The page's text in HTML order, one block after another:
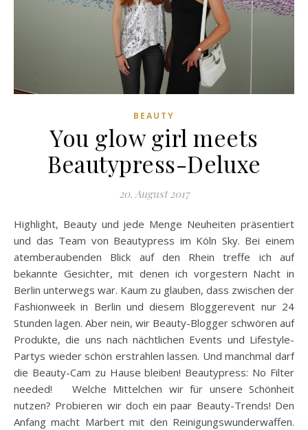
BEAUTY
You glow girl meets
Beautypress-Deluxe
20. August 2017
Highlight, Beauty und jede Menge Neuheiten präsentiert
und das Team von Beautypress im Köln Sky. Bei einem
atemberaubenden Blick auf den Rhein treffe ich auf
bekannte Gesichter, mit denen ich vorgestern Nacht in
Berlin unterwegs war. Kaum zu glauben, dass zwischen der
Fashionweek in Berlin und diesem Bloggerevent nur 24
Stunden lagen. Aber nein, wir Beauty-Blogger schwören auf
Produkte, die uns nach nächtlichen Events und Lifestyle-
Partys wieder schön erstrahlen lassen. Und manchmal darf
die Beauty-Cam zu Hause bleiben! Beautypress: No Filter
needed! Welche Mittelchen wir für unsere Schönheit
nutzen? Probieren wir doch ein paar Beauty-Trends! Den
Anfang macht Marbert mit den Reinigungswunderwaffen.